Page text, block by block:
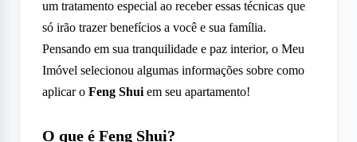
um tratamento especial ao receber essas técnicas que
só irão trazer benefícios a você e sua família.
Pensando em sua tranquilidade e paz interior, o Meu
Imóvel selecionou algumas informações sobre como
aplicar o Feng Shui em seu apartamento!
O que é Feng Shui?